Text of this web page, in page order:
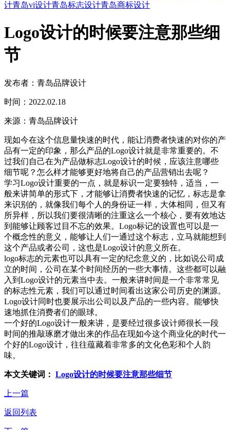
计青岛vi设计青岛标志设计青岛商标设计
Logo设计的时候要注意那些细
节
发布者：青岛品牌设计
时间：2022.02.18
来源：青岛品牌设计
现如今在这个信息量快速的时代，能让消费者快速的对你的产
品有一定的印象，那么产品的Logo设计就是非常重要的。不
过我们自己在为产品做标志Logo设计的时候，应该注意哪些
细节呢？怎么样才能够更好地将自己的产品营销出去呢？
学习Logo设计重要的一点，就是标识一定要独特，适当，一
般来讲简单的形式下，才能够让消费者快速的记忆，标志是拿
来识别的，就像我们每个人的身份证一样，大体相同，但又有
所异样，所以我们要很清晰的注重这么一个核心，要有效地达
到能够让顾客过目不忘的效果。Logo标记的设置也可以是一
个概念性的意义，能够让人们一通过这个标志，立马就能想到
这个产品或者公司，这也是Logo设计的意义所在。
logo标志的元素也可以具有一定的纪念意义的，比如说公司成
立的时间，公司在某个时间经历的一些大事情。这些都可以融
入到Logo设计的元素当中去。一般来讲时间是一个非常常见
的标志性元素，我们可以通过时间看出这家公司历史的渊源。
Logo设计同时也要展示出公司以及产品的一些内容。能够快
速地抓住消费者们的眼球。
一个好的Logo设计一般来讲，是要经过很多设计师很长一段
时间的推敲琢磨才做出来的作品在现如今这个商业化的时代一
个好的Logo设计，往往蕴藏着非常多的文化色彩和个人韵
味。
本文关键词： Logo设计的时候要注意那些细节
上一篇
返回列表